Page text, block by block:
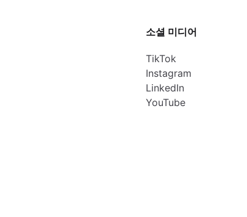
소셜 미디어
TikTok
Instagram
LinkedIn
YouTube